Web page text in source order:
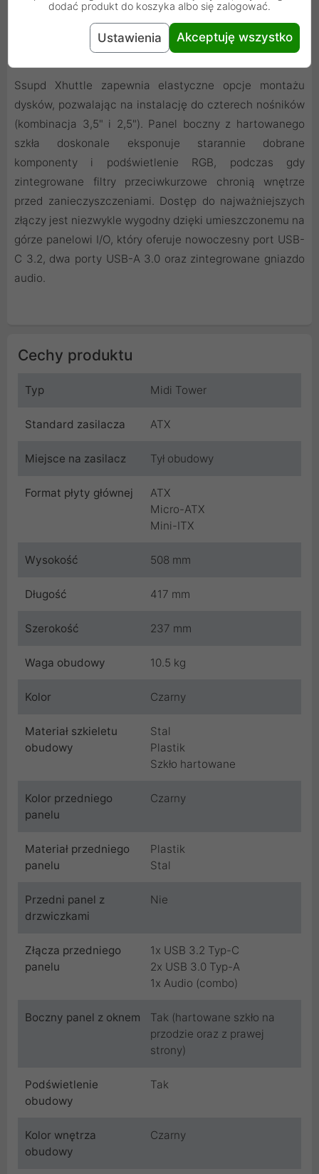
Inteligentny Design i Funkcjonalność
Ssupd Xhuttle zapewnia elastyczne opcje montażu
dysków, pozwalając na instalację do czterech nośników
(kombinacja 3,5" i 2,5"). Panel boczny z hartowanego
szkła doskonale eksponuje starannie dobrane
komponenty i podświetlenie RGB, podczas gdy
zintegrowane filtry przeciwkurzowe chronią wnętrze
przed zanieczyszczeniami. Dostęp do najważniejszych
złączy jest niezwykle wygodny dzięki umieszczonemu na
górze panelowi I/O, który oferuje nowoczesny port USB-
C 3.2, dwa porty USB-A 3.0 oraz zintegrowane gniazdo
audio.
Cechy produktu
Typ Midi Tower
Standard zasilacza ATX
Miejsce na zasilacz Tył obudowy
Format płyty głównej
ATX
Micro-ATX
Mini-ITX
Wysokość 508 mm
Długość 417 mm
Szerokość 237 mm
Waga obudowy 10.5 kg
Kolor Czarny
Materiał szkieletu
obudowy
Stal
Plastik
Szkło hartowane
Kolor przedniego
panelu
Czarny
Materiał przedniego
panelu
Plastik
Stal
Przedni panel z
drzwiczkami
Nie
Złącza przedniego
panelu
1x USB 3.2 Typ-C
2x USB 3.0 Typ-A
1x Audio (combo)
Boczny panel z oknem
Tak (hartowane szkło na
przodzie oraz z prawej
strony)
Podświetlenie
obudowy
Tak
Kolor wnętrza
obudowy
Czarny
dodać produkt do koszyka albo się zalogować.
Ustawienia Akceptuję wszystko